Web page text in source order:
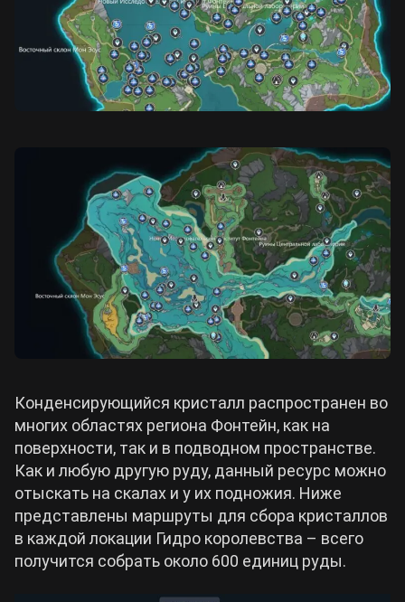
Конденсирующийся кристалл распространен во
многих областях региона Фонтейн, как на
поверхности, так и в подводном пространстве.
Как и любую другую руду, данный ресурс можно
отыскать на скалах и у их подножия. Ниже
представлены маршруты для сбора кристаллов
в каждой локации Гидро королевства – всего
получится собрать около 600 единиц руды.